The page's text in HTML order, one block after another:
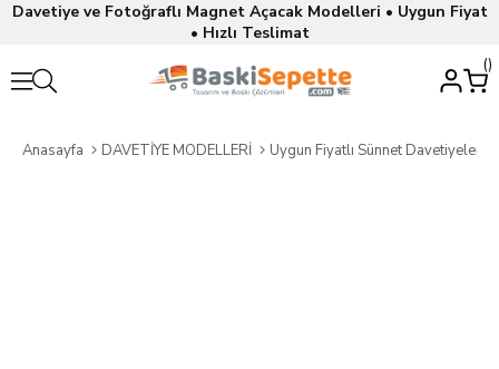
Davetiye ve Fotoğraflı Magnet Açacak Modelleri • Uygun Fiyat
• Hızlı Teslimat
Anasayfa DAVETİYE MODELLERİ Uygun Fiyatlı Sünnet Davetiyeleri